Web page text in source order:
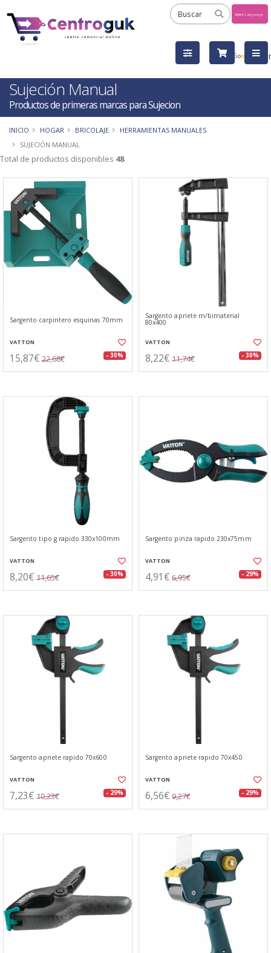
by
Sujeción Manual
Productos de primeras marcas para Sujecion
INICIO HOGAR BRICOLAJE
HERRAMIENTAS MANUALES
SUJECIÓN MANUAL
Total de productos disponibles 48
Sargento carpintero esquinas 70mm
VATTON
15,87€ 22,68€ - 30%
Sargento apriete m/bimaterial
80x400
VATTON
8,22€ 11,74€ - 30%
Sargento tipo g rapido 330x100mm
VATTON
8,20€ 11,65€ - 30%
Sargento pinza rapido 230x75mm
VATTON
4,91€ 6,95€ - 29%
Sargento apriete rapido 70x600
VATTON
7,23€ 10,23€ - 29%
Sargento apriete rapido 70x450
VATTON
6,56€ 9,27€ - 29%